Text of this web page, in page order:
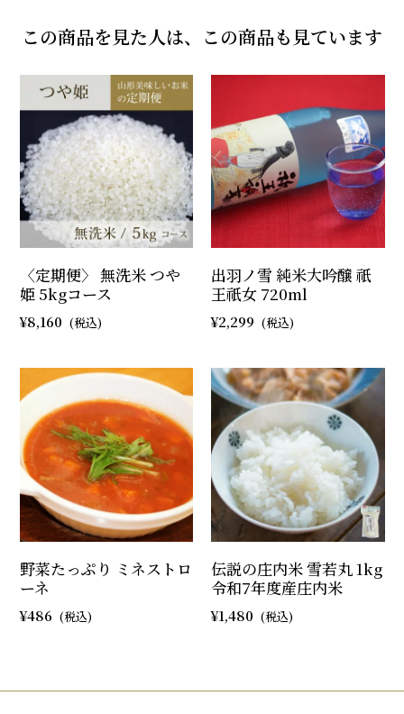
この商品を見た人は、この商品も見ています
〈定期便〉 無洗米 つや
姫 5kgコース
8,160
出羽ノ雪 純米大吟醸 祇
王祇女 720ml
2,299
野菜たっぷり ミネストロ
ーネ
486
伝説の庄内米 雪若丸 1kg
令和7年度産庄内米
1,480